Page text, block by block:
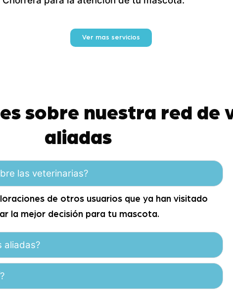
Ver mas servicios
sobre nuestra red de
aliadas
las veterinarias?
de otros usuarios que ya han visitado
la mejor decisión para tu mascota.
aliadas?